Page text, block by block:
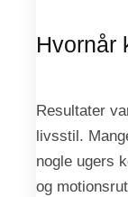
Hvornår
Resultater
livsstil.
nogle ugers
og